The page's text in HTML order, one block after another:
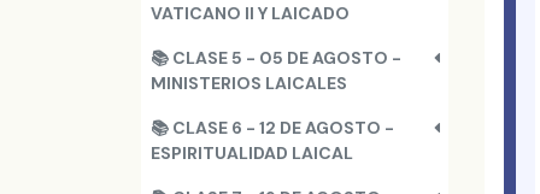
VATICANO II Y LAICADO
📚 CLASE 5 - 05 DE AGOSTO -
MINISTERIOS LAICALES
📚 CLASE 6 - 12 DE AGOSTO -
ESPIRITUALIDAD LAICAL